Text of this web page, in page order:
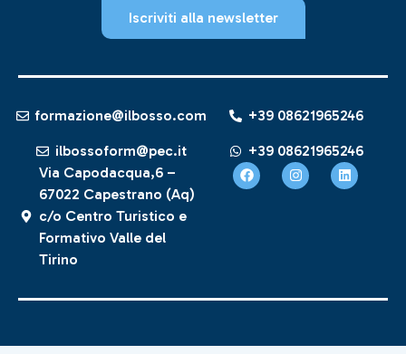
Iscriviti alla newsletter
formazione@ilbosso.com
ilbossoform@pec.it
Via Capodacqua,6 –
67022 Capestrano (Aq)
c/o Centro Turistico e
Formativo Valle del
Tirino
+39 08621965246
+39 08621965246